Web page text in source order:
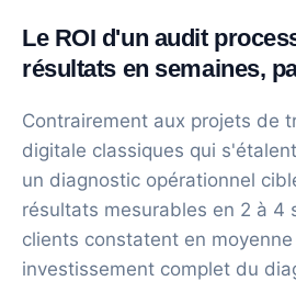
Le ROI d'un audit
résultats en semaines,
Contrairement aux projets de
digitale classiques qui
un diagnostic opérationnel
résultats mesurables en 2 à 4
clients constatent en
investissement complet du